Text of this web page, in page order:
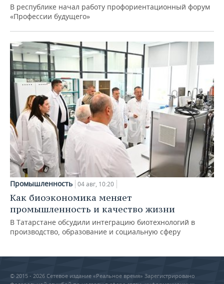
В республике начал работу профориентационный форум
«Профессии будущего»
Промышленность 04 авг, 10:20
Как биоэкономика меняет
промышленность и качество жизни
В Татарстане обсудили интеграцию биотехнологий в
производство, образование и социальную сферу
© 2015 - 2026 Сетевое издание «Реальное время» Зарегистрировано